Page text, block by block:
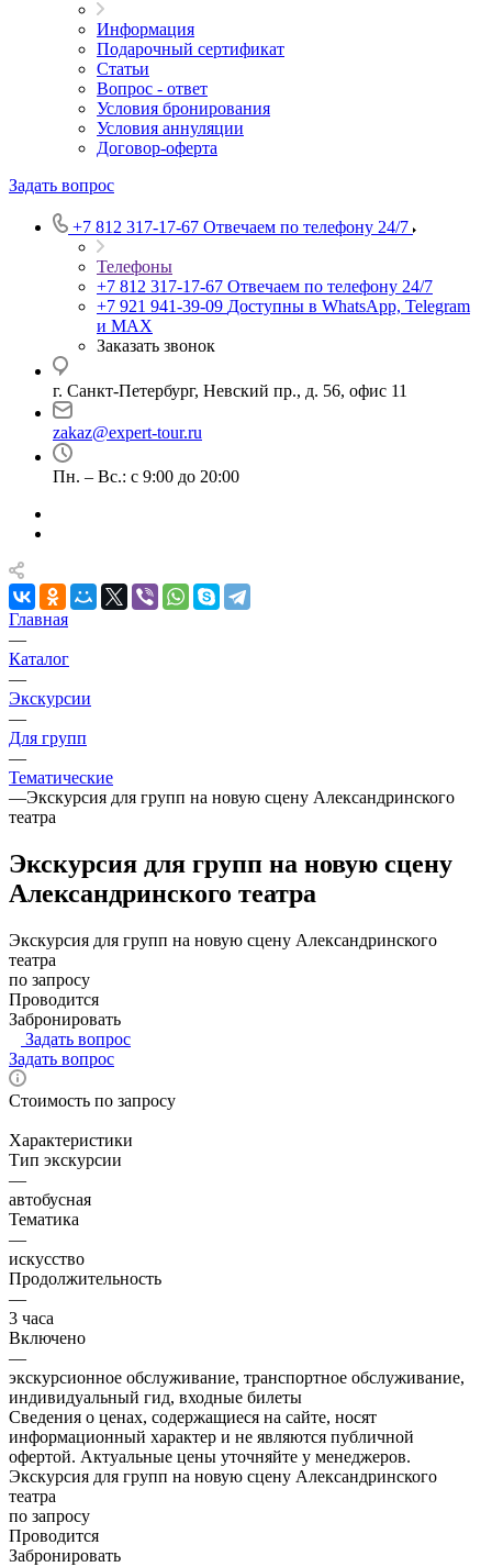
Информация
Подарочный сертификат
Статьи
Вопрос - ответ
Условия бронирования
Условия аннуляции
Договор-оферта
Задать вопрос
+7 812 317-17-67 Отвечаем по телефону 24/7
Телефоны
+7 812 317-17-67 Отвечаем по телефону 24/7
+7 921 941-39-09 Доступны в WhatsApp, Telegram
и MAX
Заказать звонок
г. Санкт-Петербург, Невский пр., д. 56, офис 11
zakaz@expert-tour.ru
Пн. – Вс.: с 9:00 до 20:00
Главная
—
Каталог
—
Экскурсии
—
Для групп
—
Тематические
—Экскурсия для групп на новую сцену Александринского
театра
Экскурсия для групп на новую сцену
Александринского театра
Экскурсия для групп на новую сцену Александринского
театра
по запросу
Проводится
Забронировать
Задать вопрос
Задать вопрос
Стоимость по запросу
Характеристики
Тип экскурсии
—
автобусная
Тематика
—
искусство
Продолжительность
—
3 часа
Включено
—
экскурсионное обслуживание, транспортное обслуживание,
индивидуальный гид, входные билеты
Сведения о ценах, содержащиеся на сайте, носят
информационный характер и не являются публичной
офертой. Актуальные цены уточняйте у менеджеров.
Экскурсия для групп на новую сцену Александринского
театра
по запросу
Проводится
Забронировать